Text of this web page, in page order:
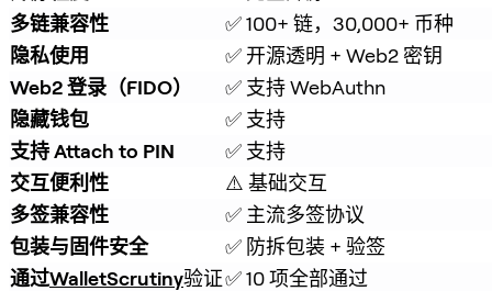
多链兼容性
✅ 100+ 链，30,000+ 币种
隐私使用
✅ 开源透明 + Web2 密钥
Web2 登录（FIDO）
✅ 支持 WebAuthn
隐藏钱包
✅ 支持
支持 Attach to PIN
✅ 支持
交互便利性
⚠️ 基础交互
多签兼容性
✅ 主流多签协议
包装与固件安全
✅ 防拆包装 + 验签
通过WalletScrutiny验证✅ 10 项全部通过